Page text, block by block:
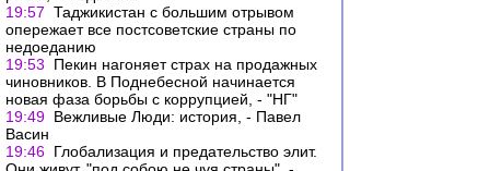
19:57 Таджикистан с большим отрывом
опережает все постсоветские страны по
недоеданию
19:53
Пекин нагоняет страх на продажных
чиновников. В Поднебесной начинается
новая фаза борьбы с коррупцией, - "НГ"
19:49 Вежливые Люди: история, - Павел
Васин
19:46 Глобализация и предательство элит.